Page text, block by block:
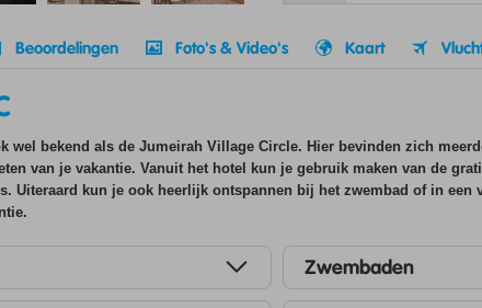
Beoordelingen Foto's & Video's Kaart
wel bekend als de Jumeirah Village Circle. Hier bevinden zich
van je vakantie. Vanuit het hotel kun je gebruik maken van de
Uiteraard kun je ook heerlijk ontspannen bij het zwembad of in
Zwembaden